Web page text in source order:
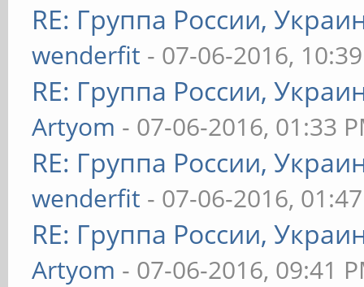
RE: Группа России,
wenderfit - 07-06-2016,
RE: Группа России,
Artyom - 07-06-2016, 01:33
RE: Группа России,
wenderfit - 07-06-2016,
RE: Группа России,
Artyom - 07-06-2016, 09:41